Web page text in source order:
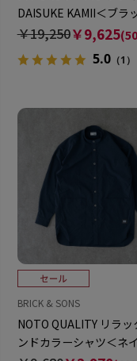
DAISUKE KAMII＜ブラ
￥19,250￥9,625
5.0（1）
BRICK & SONS
NOTO QUALITY リラッ
ンドカラーシャツ＜ネ